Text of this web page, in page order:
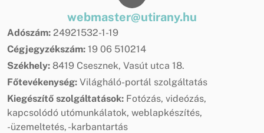
webmaster@utirany.hu
Adószám: 24921532-1-19
Cégjegyzékszám: 19 06 510214
Székhely: 8419 Csesznek, Vasút utca 18.
Főtevékenység: Világháló-portál szolgáltatás
Kiegészítő szolgáltatások: Fotózás, videózás,
kapcsolódó utómunkálatok, weblapkészítés,
-üzemeltetés, -karbantartás